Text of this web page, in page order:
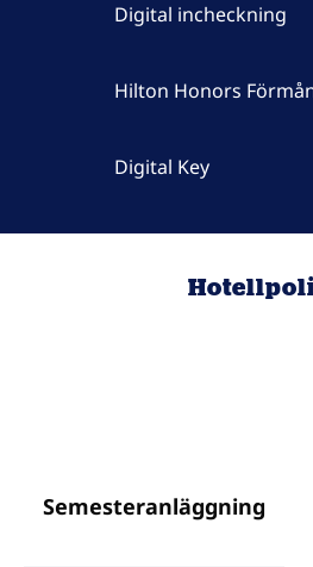
Digital incheckning
Hilton Honors
Digital Key
Semesteranläggning